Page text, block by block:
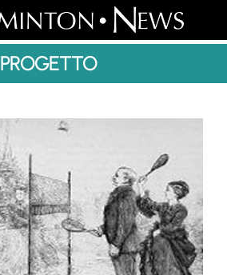
PROGETTO